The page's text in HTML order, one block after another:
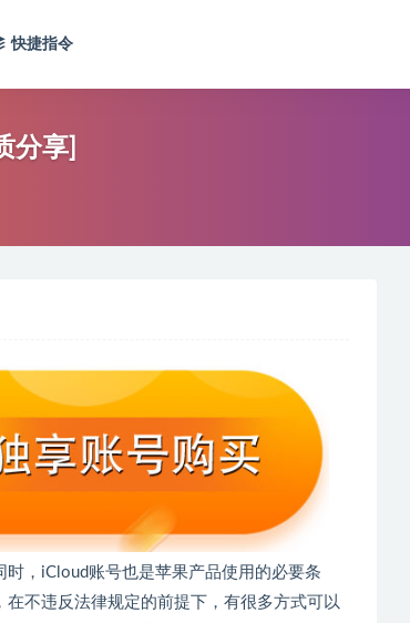
快捷指令
分享]
，iCloud账号也是苹果产品使用的必要条
不违反法律规定的前提下，有很多方式可以